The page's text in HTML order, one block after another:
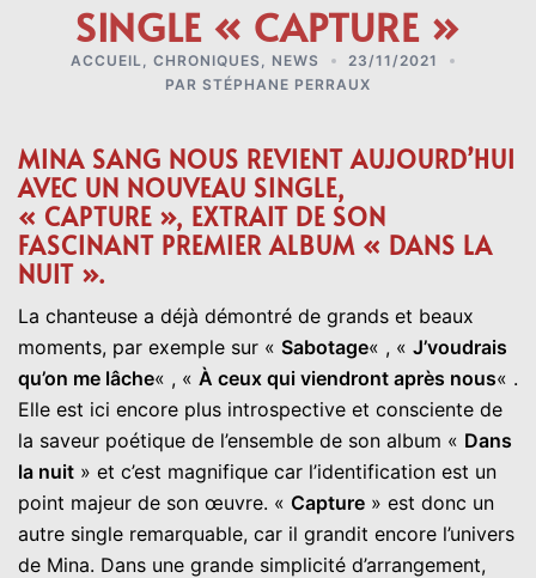
SINGLE « CAPTURE »
ACCUEIL CHRONIQUES NEWS
23/11/2021
PAR STÉPHANE PERRAUX
MINA SANG NOUS REVIENT AUJOURD’HUI
AVEC UN NOUVEAU SINGLE,
« CAPTURE », EXTRAIT DE SON
FASCINANT PREMIER ALBUM « DANS LA
NUIT ».
La chanteuse a déjà démontré de grands et beaux
moments, par exemple sur « Sabotage« , « J’voudrais
qu’on me lâche« , « À ceux qui viendront après nous« .
Elle est ici encore plus introspective et consciente de
la saveur poétique de l’ensemble de son album « Dans
la nuit » et c’est magnifique car l’identification est un
point majeur de son œuvre. « Capture » est donc un
autre single remarquable, car il grandit encore l’univers
de Mina. Dans une grande simplicité d’arrangement,